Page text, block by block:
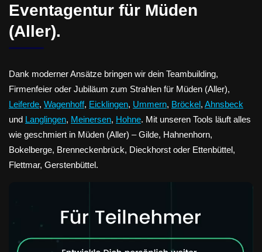
Eventagentur für Müden
(Aller).
Dank moderner Ansätze bringen wir dein Teambuilding,
Firmenfeier oder Jubiläum zum Strahlen für Müden (Aller),
Leiferde, Wagenhoff, Eicklingen, Ummern, Bröckel, Ahnsbeck
und Langlingen, Meinersen, Hohne. Mit unseren Tools läuft alles
wie geschmiert in Müden (Aller) – Gilde, Hahnenhorn,
Bokelberge, Brenneckenbrück, Dieckhorst oder Ettenbüttel,
Flettmar, Gerstenbüttel.